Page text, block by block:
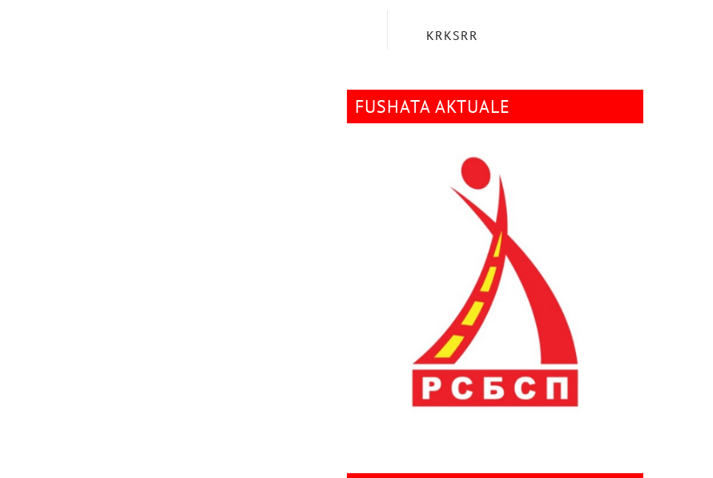
KRKSRR
FUSHATA AKTUALE